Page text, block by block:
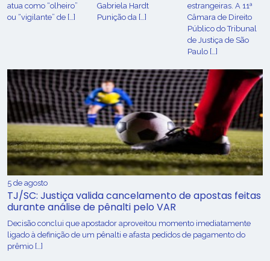
atua como “olheiro”
ou “vigilante” de […]
Gabriela Hardt
Punição da […]
estrangeiras. A 11ª
Câmara de Direito
Público do Tribunal
de Justiça de São
Paulo […]
5 de agosto
TJ/SC: Justiça valida cancelamento de apostas feitas
durante análise de pênalti pelo VAR
Decisão conclui que apostador aproveitou momento imediatamente
ligado à definição de um pênalti e afasta pedidos de pagamento do
prêmio […]